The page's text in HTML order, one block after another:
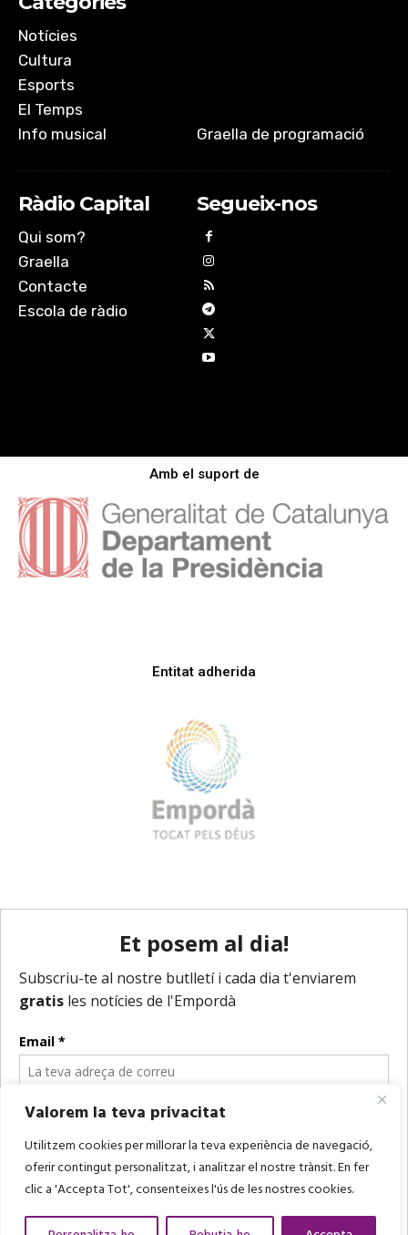
Valorem la teva privacitat
Utilitzem cookies per millorar la teva experiència de navegació,
oferir contingut personalitzat, i analitzar el nostre trànsit. En fer
clic a 'Accepta Tot', consenteixes l'ús de les nostres cookies.
Notícies
Cultura
Esports
El Temps
Info musical
Graella de programació
Ràdio Capital
Qui som?
Graella
Contacte
Escola de ràdio
Segueix-nos
Amb el suport de
Entitat adherida